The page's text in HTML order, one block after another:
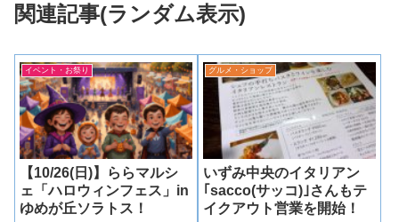
関連記事(ランダム表示)
イベント・お祭り
【10/26(日)】ららマルシ
ェ「ハロウィンフェス」in
ゆめが丘ソラトス！
グルメ・ショップ
いずみ中央のイタリアン
｢sacco(サッコ)｣さんもテ
イクアウト営業を開始！